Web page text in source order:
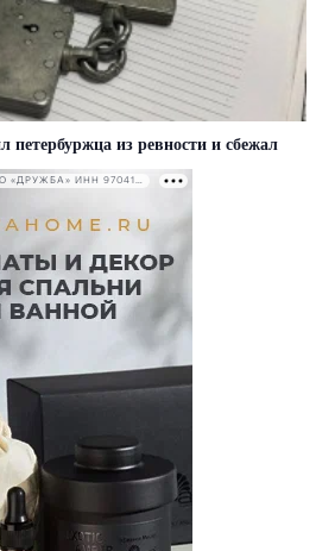
петербуржца из ревности и сбежал
РЕКЛАМА • ООО «ДРУЖБА» ИНН 9704146411